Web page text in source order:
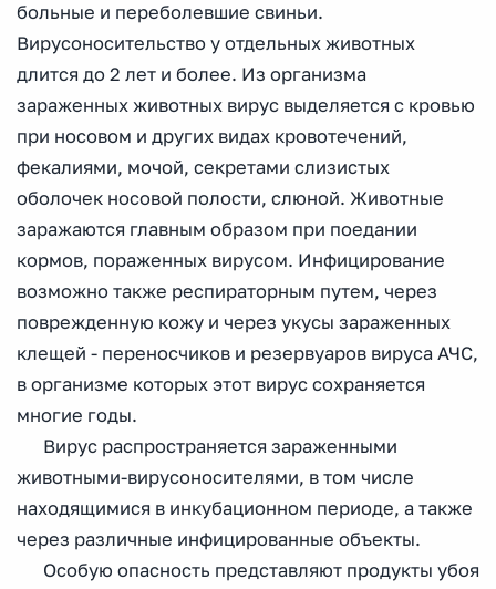
больные и переболевшие свиньи.
Вирусоносительство у отдельных животных
длится до 2 лет и более. Из организма
зараженных животных вирус выделяется с кровью
при носовом и других видах кровотечений,
фекалиями, мочой, секретами слизистых
оболочек носовой полости, слюной. Животные
заражаются главным образом при поедании
кормов, пораженных вирусом. Инфицирование
возможно также респираторным путем, через
поврежденную кожу и через укусы зараженных
клещей - переносчиков и резервуаров вируса АЧС,
в организме которых этот вирус сохраняется
многие годы.
Вирус распространяется зараженными
животными-вирусоносителями, в том числе
находящимися в инкубационном периоде, а также
через различные инфицированные объекты.
Особую опасность представляют продукты убоя